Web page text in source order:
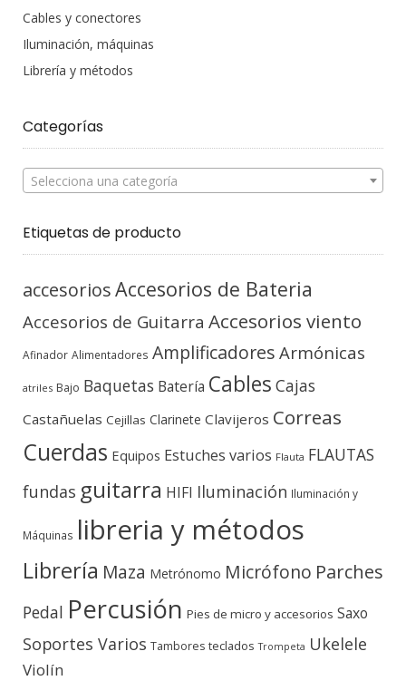
Cables y conectores
Iluminación, máquinas
Librería y métodos
Categorías
Selecciona una categoría
Etiquetas de producto
accesoriosAccesorios de Bateria
Accesorios de Guitarra Accesorios viento
Afinador Alimentadores Amplificadores Armónicas
atriles Bajo Baquetas Batería Cables Cajas
Castañuelas Cejillas Clarinete Clavijeros Correas
Cuerdas Equipos Estuches varios Flauta FLAUTAS
fundas guitarra HIFI Iluminación Iluminación y
Máquinas libreria y métodos
Librería Maza Metrónomo Micrófono Parches
Pedal Percusión Pies de micro y accesorios Saxo
Soportes Varios Tambores teclados Trompeta Ukelele
Violín